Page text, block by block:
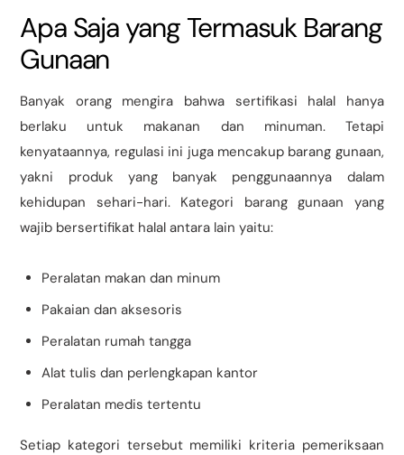
Apa Saja yang Termasuk Barang
Gunaan
Banyak orang mengira bahwa sertifikasi halal hanya
berlaku untuk makanan dan minuman. Tetapi
kenyataannya, regulasi ini juga mencakup barang gunaan,
yakni produk yang banyak penggunaannya dalam
kehidupan sehari-hari. Kategori barang gunaan yang
wajib bersertifikat halal antara lain yaitu:
Peralatan makan dan minum
Pakaian dan aksesoris
Peralatan rumah tangga
Alat tulis dan perlengkapan kantor
Peralatan medis tertentu
Setiap kategori tersebut memiliki kriteria pemeriksaan